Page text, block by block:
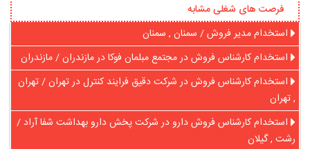
فرصت های شغلی مشابه
استخدام مدیر فروش / سمنان , سمنان
استخدام کارشناس فروش در مجتمع مبلمان فوکا در مازندران / مازندران
استخدام کارشناس فروش در شرکت دقیق فرایند کنترل در تهران / تهران
, تهران
استخدام کارشناس فروش دارو در شرکت پخش دارو بهداشت شفا آراد /
رشت , گیلان